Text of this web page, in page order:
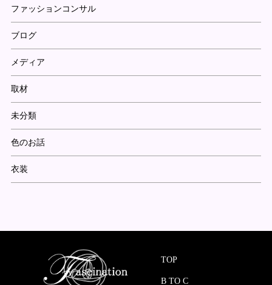
ファッションコンサル
ブログ
メディア
取材
未分類
色のお話
衣装
TOP
B TO C